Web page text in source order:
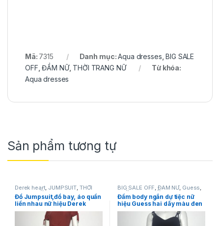
Mã: 7315 Danh mục:Aqua dresses ,BIG SALE
OFF ,ĐẦM NỮ, THỜI TRANG NỮ
Từ khóa:
Aqua dresses
Sản phẩm tương tự
Derek heart, JUMPSUIT, THỜI
TRANG NỮ
Đồ Jumpsuit,đồ bay, áo quần
liền nhau nữ hiệu Derek
heart tay ngắn có nơ màu
nâu đỏ size S chính hãng
BIG SALE OFF,ĐẦM NỮ, Guess,
THỜI TRANG NỮ
Đầm body ngắn dự tiệc nữ
hiệu Guess hai dây màu đen
size 4 chính hãng